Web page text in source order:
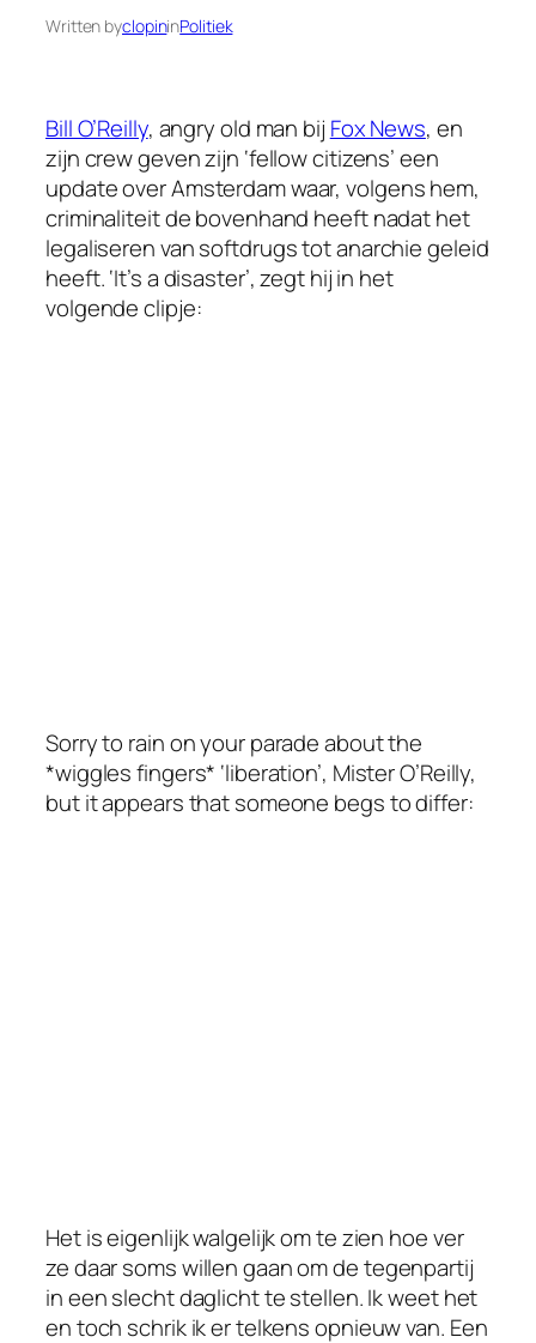
Written byclopininPolitiek
Bill O’Reilly, angry old man bij Fox News, en
zijn crew geven zijn ‘fellow citizens’ een
update over Amsterdam waar, volgens hem,
criminaliteit de bovenhand heeft nadat het
legaliseren van softdrugs tot anarchie geleid
heeft. ‘It’s a disaster’, zegt hij in het
volgende clipje:
Sorry to rain on your parade about the
*wiggles fingers* ‘liberation’, Mister O’Reilly,
but it appears that someone begs to differ:
Het is eigenlijk walgelijk om te zien hoe ver
ze daar soms willen gaan om de tegenpartij
in een slecht daglicht te stellen. Ik weet het
en toch schrik ik er telkens opnieuw van. Een